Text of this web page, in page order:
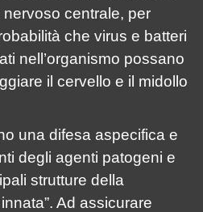
centrale, per
che virus e batteri
nell’organismo possano
il cervello e il midollo
una difesa aspecifica e
degli agenti patogeni e
strutture della
Ad assicurare